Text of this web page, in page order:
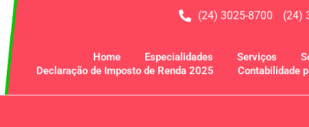
(24) 3025-8700 (24)
Home Especialidades Serviços
Declaração de Imposto de Renda 2025
Contabilidade